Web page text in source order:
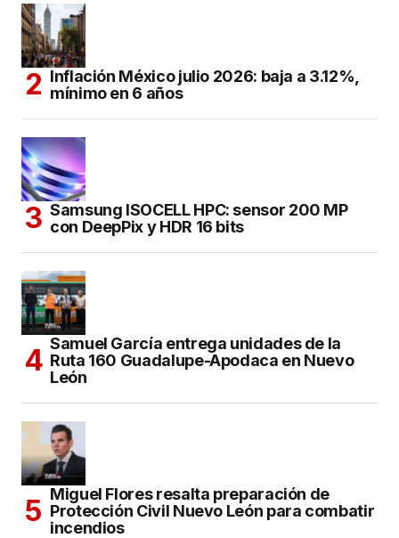
Inflación México julio 2026: baja a 3.12%,
mínimo en 6 años
Samsung ISOCELL HPC: sensor 200 MP
con DeepPix y HDR 16 bits
Samuel García entrega unidades de la
Ruta 160 Guadalupe-Apodaca en Nuevo
León
Miguel Flores resalta preparación de
Protección Civil Nuevo León para combatir
incendios